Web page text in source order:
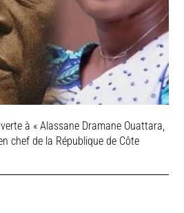
à « Alassane Dramane Ouattara,
chef de la République de Côte